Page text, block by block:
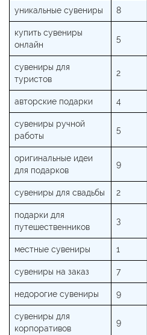
уникальные сувениры 8
купить сувениры
онлайн
5
сувениры для
туристов
2
авторские подарки 4
сувениры ручной
работы
5
оригинальные идеи
для подарков
9
сувениры для свадьбы 2
подарки для
путешественников
3
местные сувениры 1
сувениры на заказ 7
недорогие сувениры 9
сувениры для
корпоративов
9